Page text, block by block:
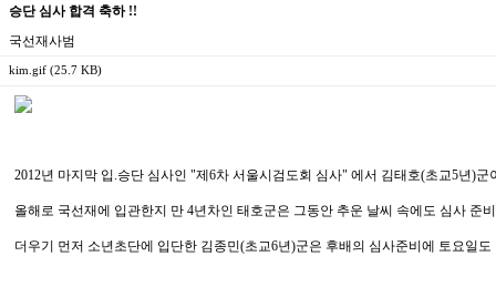
승단 심사 합격 축하 !!
국선재사범
kim.gif (25.7 KB)
2012년 마지막 입.승단 심사인 "제6차 서울시검도회 심사" 에서 김태호(초교5년)
올해로 국선재에 입관한지 만 4년차인 태호군은 그동안 추운 날씨 속에도 심사 준
더우기 먼저 소년초단에 입단한 김종민(초교6년)군은 후배의 심사준비에 토요일